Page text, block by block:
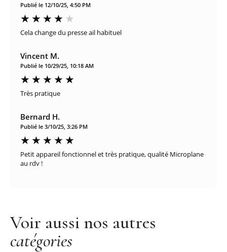
Publié le 12/10/25, 4:50 PM
Cela change du presse ail habituel
Vincent M.
Publié le 10/29/25, 10:18 AM
Très pratique
Bernard H.
Publié le 3/10/25, 3:26 PM
Petit appareil fonctionnel et très pratique, qualité Microplane
au rdv !
Voir aussi nos autres
catégories